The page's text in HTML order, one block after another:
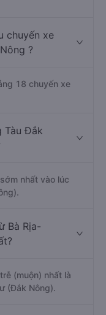
chuyến xe
?
18 chuyến xe
Tàu Đắk
nhất vào lúc
Bà Rịa-
(muộn) nhất là
(Đắk Nông).